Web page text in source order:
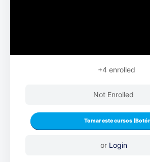
+4 enrolled
Not Enrolled
or Login